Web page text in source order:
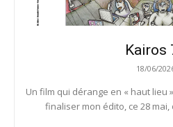
Kairos
18/06/
Un film qui dérange en « haut lieu
finaliser mon édito, ce 28 mai,